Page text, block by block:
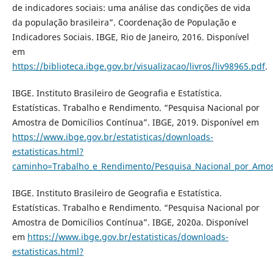
de indicadores sociais: uma análise das condições de vida
da população brasileira”. Coordenação de População e
Indicadores Sociais. IBGE, Rio de Janeiro, 2016. Disponível
em
https://biblioteca.ibge.gov.br/visualizacao/livros/liv98965.pdf.
IBGE. Instituto Brasileiro de Geografia e Estatística.
Estatísticas. Trabalho e Rendimento. “Pesquisa Nacional por
Amostra de Domicílios Contínua”. IBGE, 2019. Disponível em
https://www.ibge.gov.br/estatisticas/downloads-
estatisticas.html?
caminho=Trabalho_e_Rendimento/
IBGE. Instituto Brasileiro de Geografia e Estatística.
Estatísticas. Trabalho e Rendimento. “Pesquisa Nacional por
Amostra de Domicílios Contínua”. IBGE, 2020a. Disponível
em https://www.ibge.gov.br/estatisticas/downloads-
estatisticas.html?